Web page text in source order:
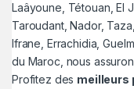
Laâyoune, Tétouan, El
Taroudant, Nador,
Ifrane, Errachidia,
du Maroc, nous
Profitez des meilleurs